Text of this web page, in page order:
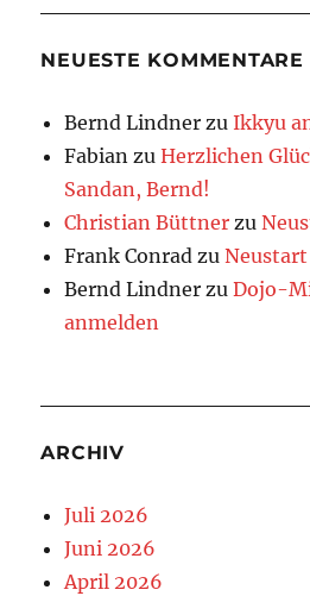
NEUESTE KOMMENTARE
Bernd Lindner zuIkkyu
Fabian zuHerzlichen
Sandan, Bernd!
Christian Büttner zu
Frank Conrad zuNeustart
Bernd Lindner zuDojo-
anmelden
ARCHIV
Juli 2026
Juni 2026
April 2026